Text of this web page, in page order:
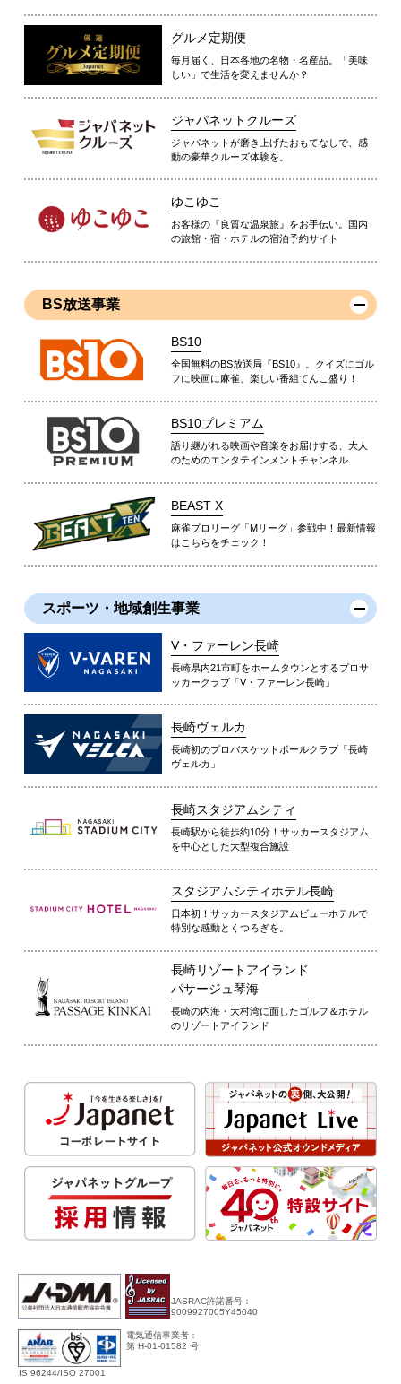
グルメ定期便
毎月届く、日本各地の名物・名産品。「美味
しい」で生活を変えませんか？
ジャパネットクルーズ
ジャパネットが磨き上げたおもてなしで、感
動の豪華クルーズ体験を。
ゆこゆこ
お客様の『良質な温泉旅』をお手伝い。国内
の旅館・宿・ホテルの宿泊予約サイト
BS放送事業
BS10
全国無料のBS放送局『BS10』。クイズにゴル
フに映画に麻雀、楽しい番組てんこ盛り！
BS10プレミアム
語り継がれる映画や音楽をお届けする、大人
のためのエンタテインメントチャンネル
BEAST X
麻雀プロリーグ「Mリーグ」参戦中！最新情報
はこちらをチェック！
スポーツ・地域創生事業
V・ファーレン長崎
長崎県内21市町をホームタウンとするプロサ
ッカークラブ「V・ファーレン長崎」
長崎ヴェルカ
長崎初のプロバスケットボールクラブ「長崎
ヴェルカ」
長崎スタジアムシティ
長崎駅から徒歩約10分！サッカースタジアム
を中心とした大型複合施設
スタジアムシティホテル長崎
日本初！サッカースタジアムビューホテルで
特別な感動とくつろぎを。
長崎リゾートアイランド
パサージュ琴海
長崎の内海・大村湾に面したゴルフ＆ホテル
のリゾートアイランド
JASRAC許諾番号：
9009927005Y45040
IS 96244/ISO 27001
電気通信事業者：
第 H-01-01582 号